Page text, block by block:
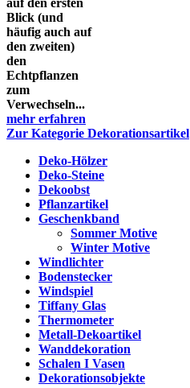
auf den ersten
Blick (und
häufig auch auf
den zweiten)
den
Echtpflanzen
zum
Verwechseln...
mehr erfahren
Zur Kategorie Dekorationsartikel
Deko-Hölzer
Deko-Steine
Dekoobst
Pflanzartikel
Geschenkband
Sommer Motive
Winter Motive
Windlichter
Bodenstecker
Windspiel
Tiffany Glas
Thermometer
Metall-Dekoartikel
Wanddekoration
Schalen I Vasen
Dekorationsobjekte